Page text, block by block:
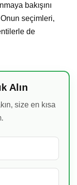
bakışını
seçimleri,
de
Alın
size en kısa